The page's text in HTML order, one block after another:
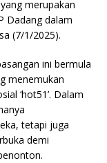
merupakan
Dadang dalam
(7/1/2025).
ini bermula
menemukan
‘hot51’. Dalam
tetapi juga
demi